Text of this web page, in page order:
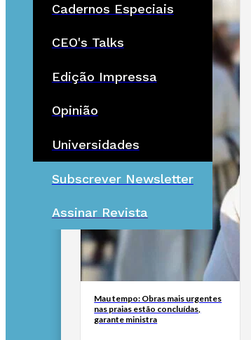
Cadernos Especiais
CEO's Talks
Edição Impressa
Opinião
Universidades
Subscrever Newsletter
Assinar Revista
Mau tempo: Obras mais urgentes
nas praias estão concluídas,
garante ministra